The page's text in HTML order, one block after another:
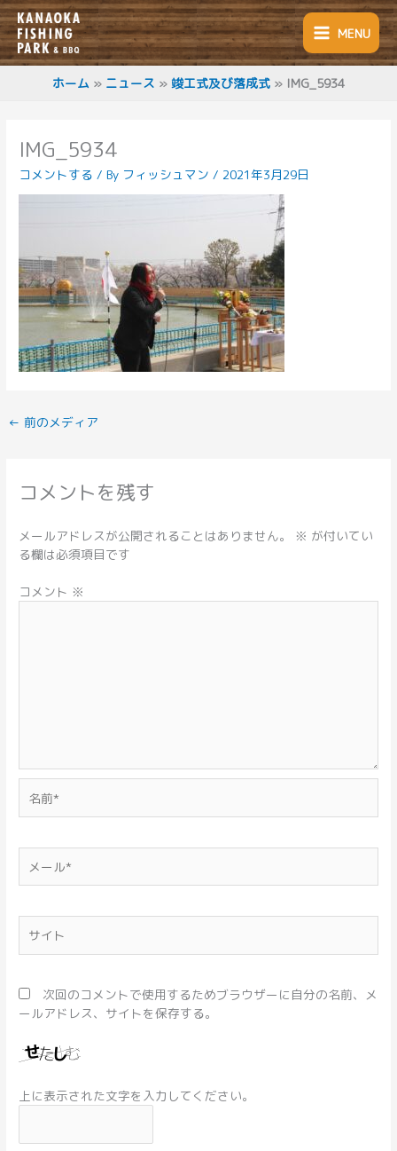
内
容
を
ス
MENU
ホーム ニュース 竣工式及び落成式 IMG_5934
IMG_5934
コメントする / By フィッシュマン / 2021年3月29日
← 前のメディア
コメントを残す
メールアドレスが公開されることはありません。 ※ が付いてい
る欄は必須項目です
コメント ※
前
ー
次回のコメントで使用するためブラウザーに自分の名前、メ
ールアドレス、サイトを保存する。
上に表示された文字を入力してください。